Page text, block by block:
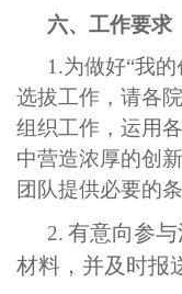
六、工作要求
1.为做好“我
选拔工作，请各
组织工作，运用
中营造浓厚的创
团队提供必要的
2. 有意向参
材料，并及时报